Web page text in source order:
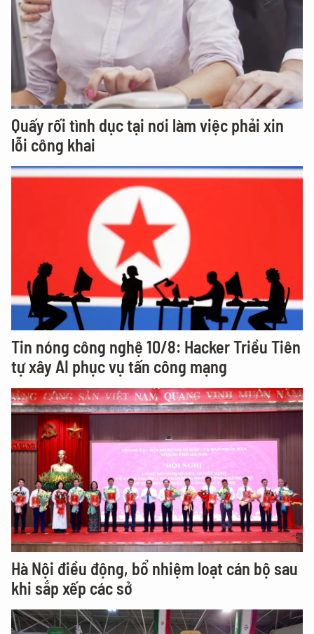
Quấy rối tình dục tại nơi làm việc phải xin
lỗi công khai
Tin nóng công nghệ 10/8: Hacker Triều Tiên
tự xây AI phục vụ tấn công mạng
Hà Nội điều động, bổ nhiệm loạt cán bộ sau
khi sắp xếp các sở